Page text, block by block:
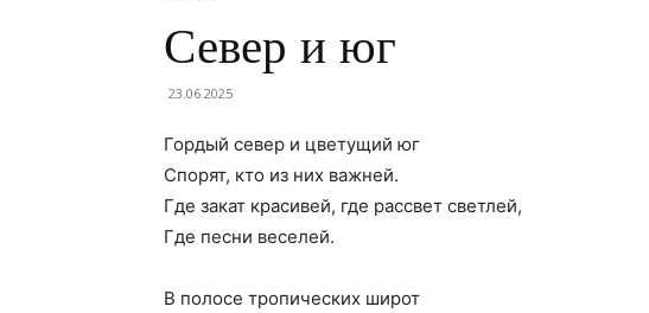
Север и юг
23.06.2025
Гордый север и цветущий юг
Спорят, кто из них важней.
Где закат красивей, где рассвет светлей,
Где песни веселей.
В полосе тропических широт